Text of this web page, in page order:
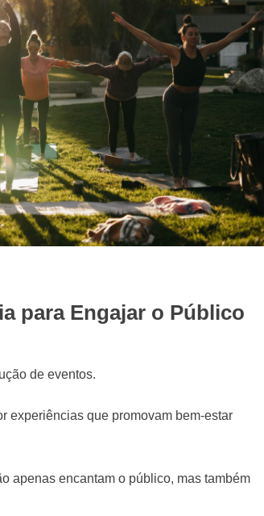
para Engajar o Público
de eventos.
experiências que promovam bem-estar
apenas encantam o público, mas também